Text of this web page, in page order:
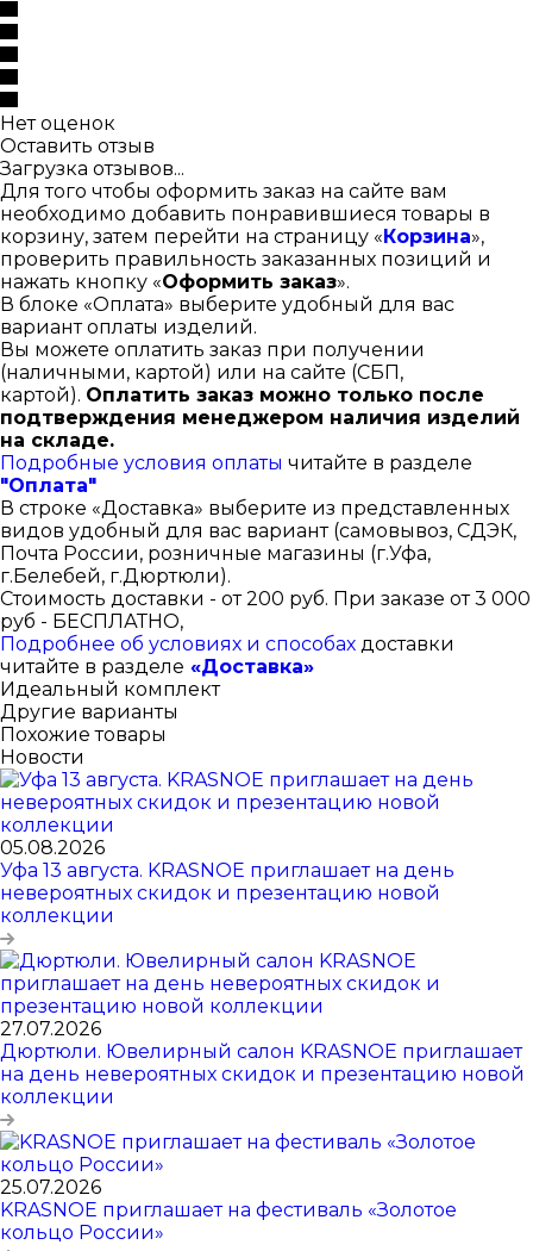
Нет оценок
Оставить отзыв
Загрузка отзывов...
Для того чтобы оформить заказ на сайте вам
необходимо добавить понравившиеся товары в
корзину, затем перейти на страницу «Корзина»,
проверить правильность заказанных позиций и
нажать кнопку «Оформить заказ».
В блоке «Оплата» выберите удобный для вас
вариант оплаты изделий.
Вы можете оплатить заказ при получении
(наличными, картой) или на сайте (СБП,
картой). Оплатить заказ можно только после
подтверждения менеджером наличия изделий
на складе.
Подробные условия оплаты читайте в разделе
"Оплата"
В строке «Доставка» выберите из представленных
видов удобный для вас вариант (самовывоз, СДЭК,
Почта России, розничные магазины (г.Уфа,
г.Белебей, г.Дюртюли).
Стоимость доставки - от 200 руб. При заказе от 3 000
руб - БЕСПЛАТНО,
Подробнее об условиях и способах доставки
читайте в разделе «Доставка»
Идеальный комплект
Другие варианты
Похожие товары
Новости
05.08.2026
Уфа 13 августа. KRASNOE приглашает на день
невероятных скидок и презентацию новой
коллекции
27.07.2026
Дюртюли. Ювелирный салон KRASNOE приглашает
на день невероятных скидок и презентацию новой
коллекции
25.07.2026
KRASNOE приглашает на фестиваль «Золотое
кольцо России»